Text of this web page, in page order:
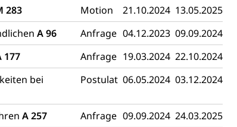
283 Motion 21.10.2024 13.05.2025
A 96 Anfrage 04.12.2023 09.09.2024
177 Anfrage 19.03.2024 22.10.2024
bei
Postulat 06.05.2024 03.12.2024
A 257 Anfrage 09.09.2024 24.03.2025